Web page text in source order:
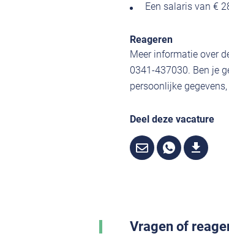
Een salaris van €
Reageren
Meer informatie over
0341-437030. Ben je
persoonlijke
Deel deze vacature
Vragen of